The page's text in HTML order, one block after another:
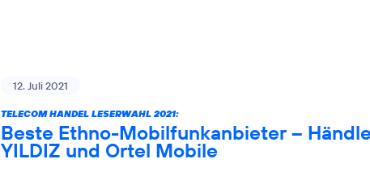
12. Juli 2021
TELECOM HANDEL LESERWAHL 2021:
Beste Ethno-Mobilfunkanbieter –
YILDIZ und Ortel Mobile